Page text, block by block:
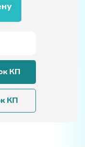
КП
КП